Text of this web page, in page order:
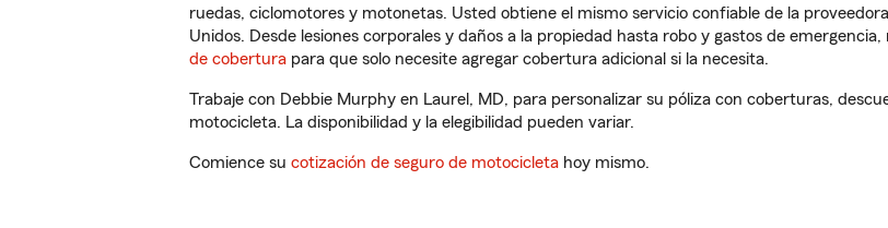
ruedas, ciclomotores y motonetas. Usted obtiene el mismo servicio confiable de la
Unidos. Desde lesiones corporales y daños a la propiedad hasta robo y gastos de
de cobertura para que solo necesite agregar cobertura adicional si la necesita.
Trabaje con Debbie Murphy en Laurel, MD, para personalizar su póliza con coberturas,
motocicleta. La disponibilidad y la elegibilidad pueden variar.
Comience su cotización de seguro de motocicleta hoy mismo.